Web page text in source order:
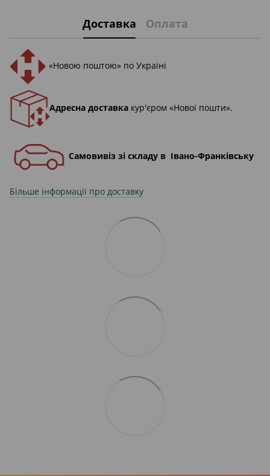
Доставка Оплата
«Новою поштою» по Україні
Адресна доставка кур'єром «Нової пошти».
Самовивіз зі складу в Івано-Франківську
Більше інформації про доставку